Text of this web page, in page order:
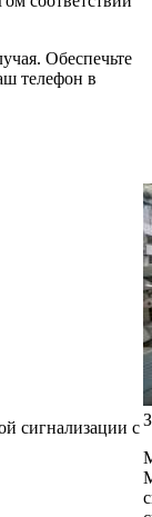
Обеспечьте
телефон в
сигнализации с